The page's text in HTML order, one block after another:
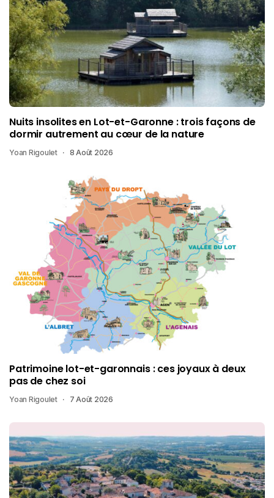
Nuits insolites en Lot-et-Garonne : trois façons de
dormir autrement au cœur de la nature
Yoan Rigoulet 8 Août 2026
Patrimoine lot-et-garonnais : ces joyaux à deux
pas de chez soi
Yoan Rigoulet 7 Août 2026